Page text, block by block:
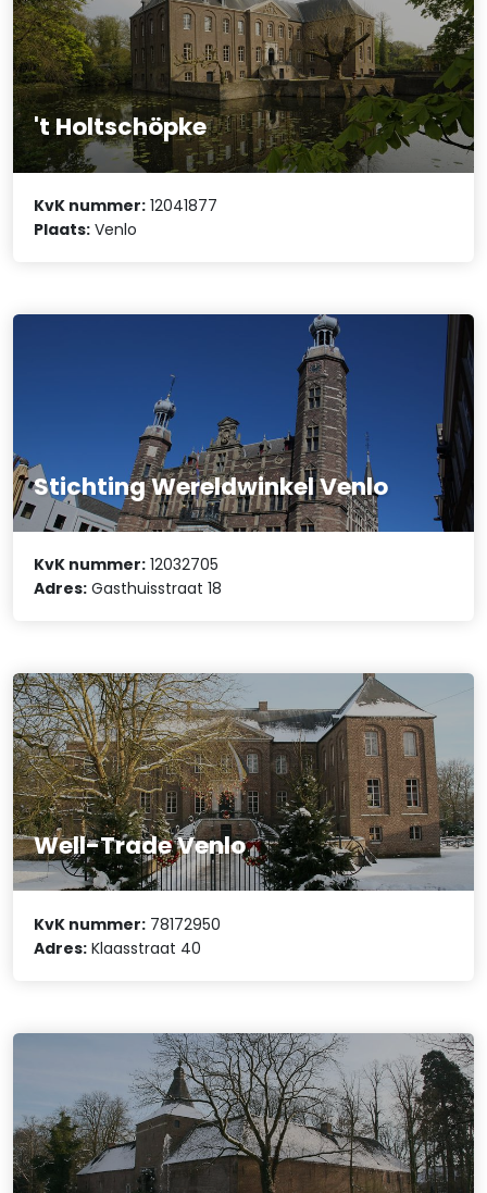
't Holtschöpke
KvK nummer: 12041877
Plaats: Venlo
Stichting Wereldwinkel Venlo
KvK nummer: 12032705
Adres: Gasthuisstraat 18
Well-Trade Venlo
KvK nummer: 78172950
Adres: Klaasstraat 40